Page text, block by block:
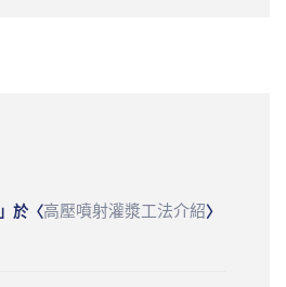
」於〈高壓噴射灌漿工法介紹〉